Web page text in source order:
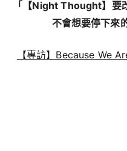
「【Night Thought】要
不會想要停下來
【專訪】Because We